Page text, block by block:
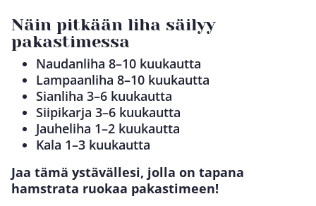
Näin pitkään liha säilyy
pakastimessa
Naudanliha 8–10 kuukautta
Lampaanliha 8–10 kuukautta
Sianliha 3–6 kuukautta
Siipikarja 3–6 kuukautta
Jauheliha 1–2 kuukautta
Kala 1–3 kuukautta
Jaa tämä ystävällesi, jolla on tapana
hamstrata ruokaa pakastimeen!